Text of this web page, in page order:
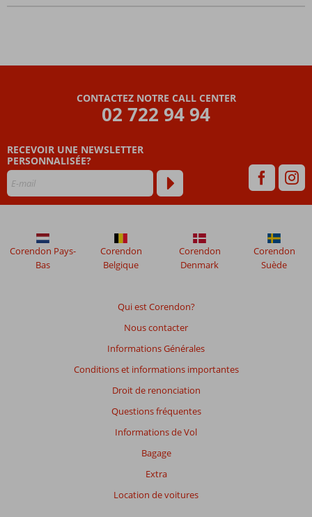
CONTACTEZ NOTRE CALL CENTER
02 722 94 94
RECEVOIR UNE NEWSLETTER
PERSONNALISÉE?
Qui est Corendon?
Nous contacter
Informations Générales
Conditions et informations importantes
Droit de renonciation
Questions fréquentes
Informations de Vol
Bagage
Extra
Location de voitures
Corendon Pays-
Bas
Corendon
Belgique
Corendon
Denmark
Corendon
Suède